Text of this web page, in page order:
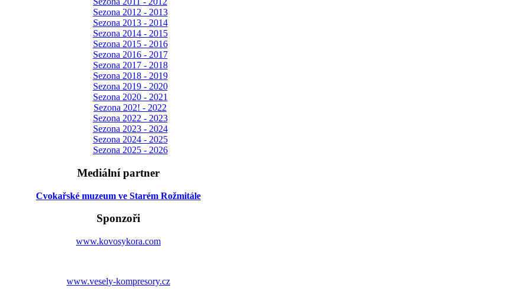
Sezona 2012 - 2013
Sezona 2013 - 2014
Sezona 2014 - 2015
Sezona 2015 - 2016
Sezona 2016 - 2017
Sezona 2017 - 2018
Sezona 2018 - 2019
Sezona 2019 - 2020
Sezona 2020 - 2021
Sezona 202! - 2022
Sezona 2022 - 2023
Sezona 2023 - 2024
Sezona 2024 - 2025
Sezona 2025 - 2026
Mediální partner
Cvokařské muzeum ve Starém Rožmitále
Sponzoři
www.kovosykora.com
www.vesely-kompresory.cz